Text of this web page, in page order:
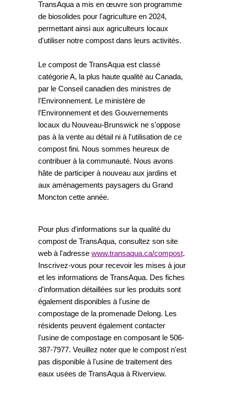
TransAqua a mis en œuvre son programme
de biosolides pour l'agriculture en 2024,
permettant ainsi aux agriculteurs locaux
d'utiliser notre compost dans leurs activités.
Le compost de TransAqua est classé
catégorie A, la plus haute qualité au Canada,
par le Conseil canadien des ministres de
l'Environnement. Le ministère de
l'Environnement et des Gouvernements
locaux du Nouveau-Brunswick ne s'oppose
pas à la vente au détail ni à l'utilisation de ce
compost fini. Nous sommes heureux de
contribuer à la communauté. Nous avons
hâte de participer à nouveau aux jardins et
aux aménagements paysagers du Grand
Moncton cette année.
Pour plus d'informations sur la qualité du
compost de TransAqua, consultez son site
web à l'adresse www.transaqua.ca/compost.
Inscrivez-vous pour recevoir les mises à jour
et les informations de TransAqua. Des fiches
d'information détaillées sur les produits sont
également disponibles à l'usine de
compostage de la promenade Delong. Les
résidents peuvent également contacter
l'usine de compostage en composant le 506-
387-7977. Veuillez noter que le compost n'est
pas disponible à l'usine de traitement des
eaux usées de TransAqua à Riverview.